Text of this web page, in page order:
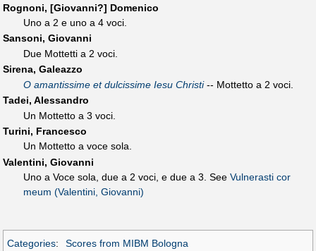
Rognoni, [Giovanni?] Domenico
Uno a 2 e uno a 4 voci.
Sansoni, Giovanni
Due Mottetti a 2 voci.
Sirena, Galeazzo
O amantissime et dulcissime Iesu Christi-- Mottetto a 2 voci.
Tadei, Alessandro
Un Mottetto a 3 voci.
Turini, Francesco
Un Mottetto a voce sola.
Valentini, Giovanni
Uno a Voce sola, due a 2 voci, e due a 3. See Vulnerasti cor
meum (Valentini, Giovanni)
Categories:
Scores from MIBM Bologna